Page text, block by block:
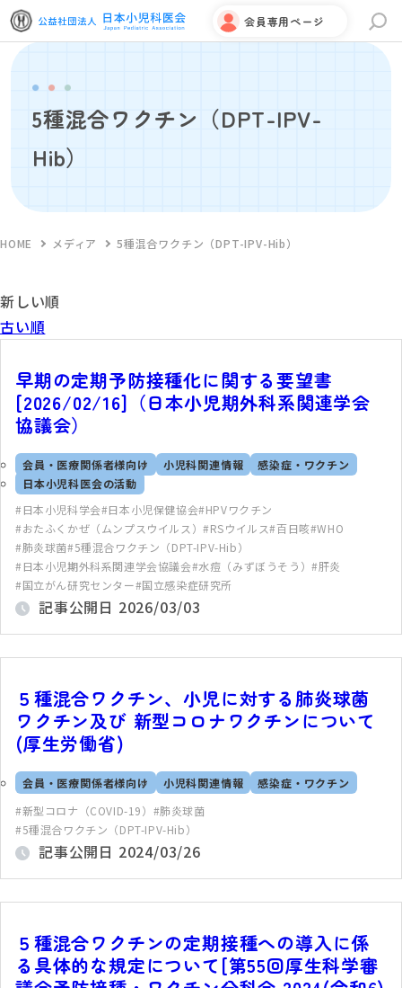
会員専用ページ
5種混合ワクチン（DPT-IPV-
Hib）
HOME メディア 5種混合ワクチン（DPT-IPV-Hib）
新しい順
古い順
早期の定期予防接種化に関する要望書
[2026/02/16]（日本小児期外科系関連学会
協議会）
会員・医療関係者様向け 小児科関連情報
感染症・ワクチン
日本小児科医会の活動
日本小児科学会 日本小児保健協会 HPVワクチン
おたふくかぜ（ムンプスウイルス） RSウイルス 百日咳 WHO
肺炎球菌 5種混合ワクチン（DPT-IPV-Hib）
日本小児期外科系関連学会協議会 水痘（みずぼうそう） 肝炎
国立がん研究センター 国立感染症研究所
記事公開日 2026/03/03
５種混合ワクチン、小児に対する肺炎球菌
ワクチン及び 新型コロナワクチンについて
(厚生労働省)
会員・医療関係者様向け 小児科関連情報
感染症・ワクチン
新型コロナ（COVID-19）
肺炎球菌
5種混合ワクチン（DPT-IPV-Hib）
記事公開日 2024/03/26
５種混合ワクチンの定期接種への導入に係
る具体的な規定について[第55回厚生科学審